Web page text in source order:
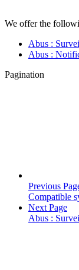
We offer the
Abus :
Abus :
Pagination
Previous
Compatible
Next Page
Abus :